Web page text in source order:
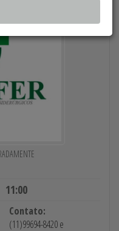
11:00
Contato:
(11)99694-8420 e